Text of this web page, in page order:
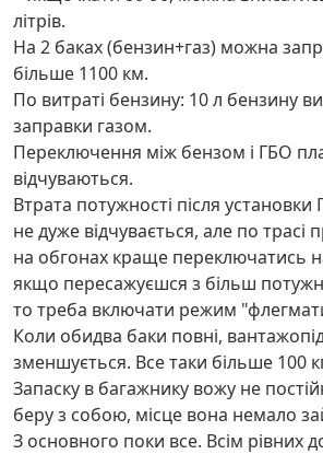
літрів.
На 2 баках (бензин+газ) можна
більше 1100 км.
По витраті бензину: 10 л бензину
заправки газом.
Переключення між бензом і ГБО
відчуваються.
Втрата потужності після установки
не дуже відчувається, але по трасі
на обгонах краще переключатись
якщо пересажуєшся з більш
то треба включати режим
Коли обидва баки повні,
зменшується. Все таки більше 100
Запаску в багажнику вожу не
беру з собою, місце вона немало
З основного поки все. Всім рівних